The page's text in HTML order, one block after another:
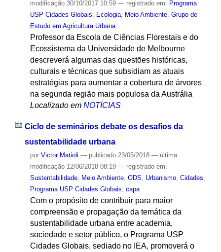
modificação30/10/2017 10:59 — registrado em: Programa
USP Cidades Globais, Ecologia, Meio Ambiente, Grupo de
Estudo em Agricultura Urbana
Professor da Escola de Ciências Florestais e do
Ecossistema da Universidade de Melbourne
descreverá algumas das questões históricas,
culturais e técnicas que subsidiam as atuais
estratégias para aumentar a cobertura de árvores
na segunda região mais populosa da Austrália
Localizado em NOTÍCIAS
Ciclo de seminários debate os desafios da
sustentabilidade urbana
por Victor Matioli — publicado23/05/2018 — última
modificação12/06/2018 08:19 — registrado em:
Sustentabilidade, Meio Ambiente, ODS, Urbanismo, Cidades,
Programa USP Cidades Globais, capa
Com o propósito de contribuir para maior
compreensão e propagação da temática da
sustentabilidade urbana entre academia,
sociedade e setor público, o Programa USP
Cidades Globais, sediado no IEA, promoverá o